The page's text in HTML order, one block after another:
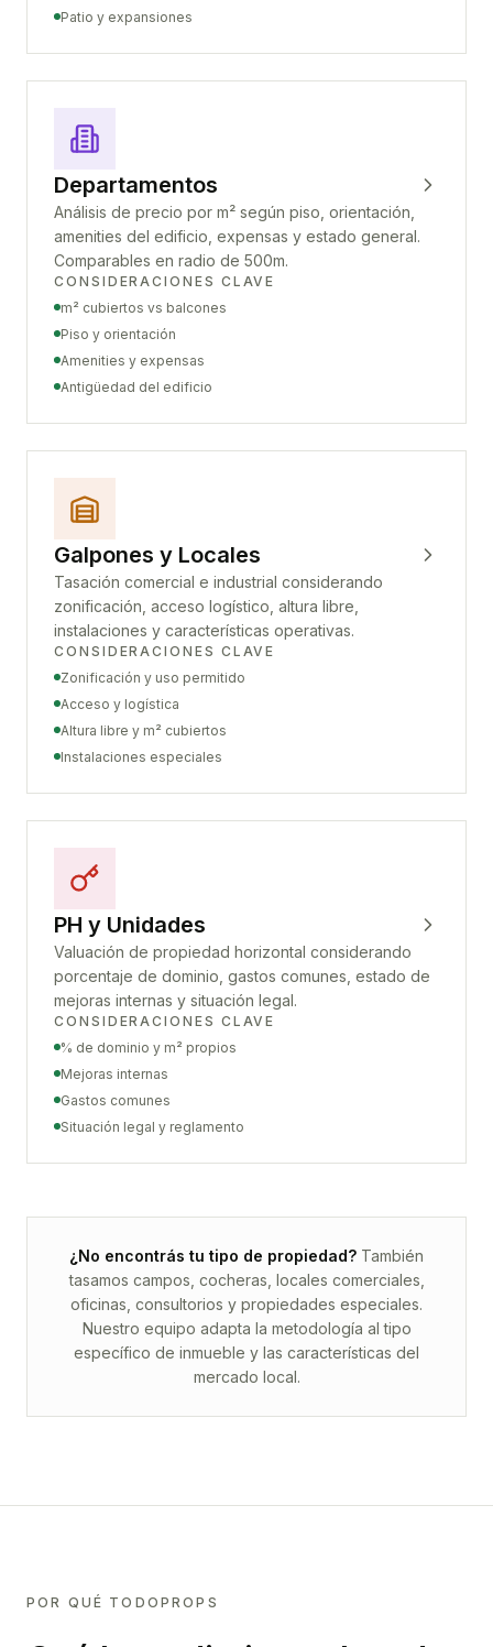
Patio y expansiones
Departamentos
Análisis de precio por m² según piso, orientación,
amenities del edificio, expensas y estado general.
Comparables en radio de 500m.
CONSIDERACIONES CLAVE
m² cubiertos vs balcones
Piso y orientación
Amenities y expensas
Antigüedad del edificio
Galpones y Locales
Tasación comercial e industrial considerando
zonificación, acceso logístico, altura libre,
instalaciones y características operativas.
CONSIDERACIONES CLAVE
Zonificación y uso permitido
Acceso y logística
Altura libre y m² cubiertos
Instalaciones especiales
PH y Unidades
Valuación de propiedad horizontal considerando
porcentaje de dominio, gastos comunes, estado de
mejoras internas y situación legal.
CONSIDERACIONES CLAVE
% de dominio y m² propios
Mejoras internas
Gastos comunes
Situación legal y reglamento
¿No encontrás tu tipo de propiedad? También
tasamos campos, cocheras, locales comerciales,
oficinas, consultorios y propiedades especiales.
Nuestro equipo adapta la metodología al tipo
específico de inmueble y las características del
mercado local.
POR QUÉ TODOPROPS